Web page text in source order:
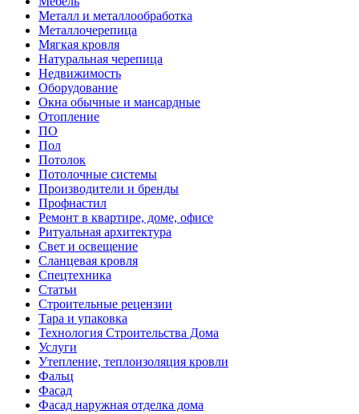
Металл и металлообработка
Металлочерепица
Мягкая кровля
Натуральная черепица
Недвижимость
Оборудование
Окна обычные и мансардные
Отопление
ПО
Пол
Потолок
Потолочные системы
Производители и бренды
Профнастил
Ремонт в квартире, доме, офисе
Ритуальная архитектура
Свет и освещение
Сланцевая кровля
Спецтехника
Статьи
Строительные рецензии
Тара и упаковка
Технология Строительства Дома
Услуги
Утепление, теплоизоляция кровли
Фальц
Фасад
Фасад наружная отделка дома